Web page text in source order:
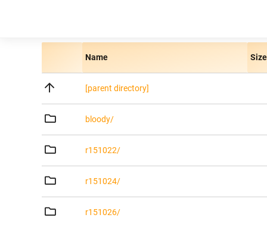
Name Size
[parent directory]
bloody/
r151022/
r151024/
r151026/